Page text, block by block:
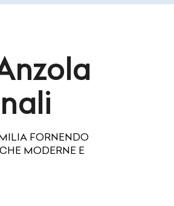
FORNENDO
MODERNE E